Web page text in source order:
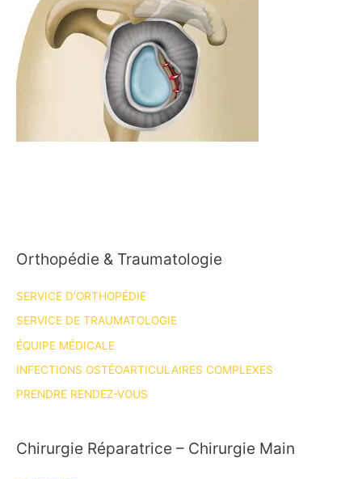
Orthopédie & Traumatologie
SERVICE D’ORTHOPÉDIE
SERVICE DE TRAUMATOLOGIE
ÉQUIPE MÉDICALE
INFECTIONS OSTÉOARTICULAIRES COMPLEXES
PRENDRE RENDEZ-VOUS
Chirurgie Réparatrice – Chirurgie Main